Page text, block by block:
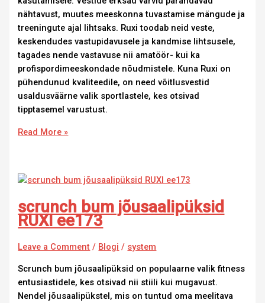
nähtavust, muutes meeskonna tuvastamise mängude ja
treeningute ajal lihtsaks. Ruxi toodab neid veste,
keskendudes vastupidavusele ja kandmise lihtsusele,
tagades nende vastavuse nii amatöör- kui ka
profispordimeeskondade nõudmistele. Kuna Ruxi on
pühendunud kvaliteedile, on need võitlusvestid
usaldusväärne valik sportlastele, kes otsivad
tipptasemel varustust.
Read More »
scrunch bum jõusaalipüksid
RUXI ee173
Leave a Comment / Blogi / system
Scrunch bum jõusaalipüksid on populaarne valik fitness
entusiastidele, kes otsivad nii stiili kui mugavust.
Nendel jõusaalipükstel, mis on tuntud oma meelitava